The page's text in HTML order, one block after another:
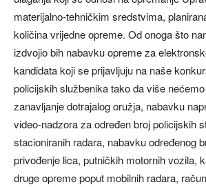
materijalno-tehničkim sredstvima,
količina vrijedne opreme. Od onoga što
izdvojio bih nabavku opreme za
kandidata koji se prijavljuju na naše
policijskih službenika tako da više
zanavljanje dotrajalog oružja, nabavku
video-nadzora za određen broj policijskih
stacioniranih radara, nabavku određenog
privođenje lica, putničkih motornih vozila,
druge opreme poput mobilnih radara,